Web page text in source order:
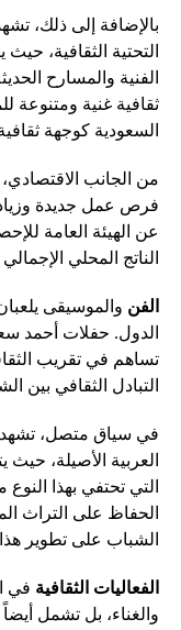
بالإضافة إلى ذلك،
التحتية الثقافية،
الفنية والمسارح
ثقافية غنية ومتنوعة
السعودية كوجهة
من الجانب
فرص عمل جديدة وزيادة
عن الهيئة العامة
الناتج المحلي الإجمالي للمملكة
الفن والموسيقى
الدول. حفلات أحمد
تساهم في تقريب
التبادل الثقافي بين
في سياق متصل، تشهد
العربية الأصيلة،
التي تحتفي بهذا
الحفاظ على التراث
الشباب على تطوير
الفعاليات الثقافية في
والغناء، بل تشمل